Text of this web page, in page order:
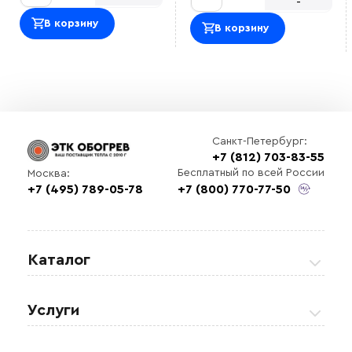
Выберите
файл
В корзину В корзину
Санкт-Петербург:
+7 (812) 703-83-55
Москва:
+7 (495) 789-05-78
Бесплатный по всей России
+7 (800) 770-77-50
Каталог
Услуги